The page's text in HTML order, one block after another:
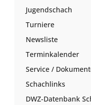
Jugendschach
Turniere
Newsliste
Terminkalender
Service /
Schachlinks
DWZ-Datenbank